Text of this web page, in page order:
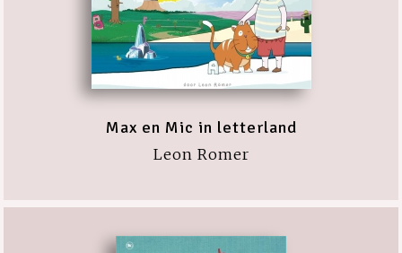
Max en Mic in letterland
Leon Romer